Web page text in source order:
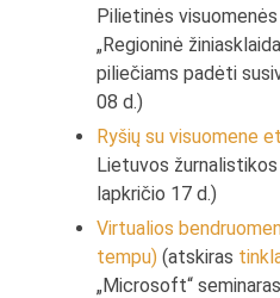
Pilietinės
„Regioninė
piliečiams padėti
08 d.)
Ryšių su visuomene
Lietuvos
lapkričio 17 d.)
Virtualios
tempu) (atskiras
„Microsoft“